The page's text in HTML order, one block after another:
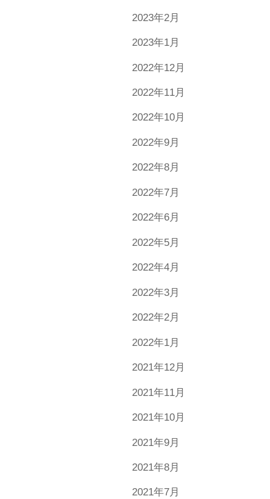
2023年2月
2023年1月
2022年12月
2022年11月
2022年10月
2022年9月
2022年8月
2022年7月
2022年6月
2022年5月
2022年4月
2022年3月
2022年2月
2022年1月
2021年12月
2021年11月
2021年10月
2021年9月
2021年8月
2021年7月